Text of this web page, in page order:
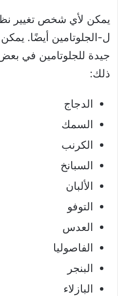
يمكن لأي شخص تغيير
ل-الجلوتامين أيضًا.
جيدة للجلوتامين في
ذلك:
الدجاج
السمك
الكرنب
السبانخ
الألبان
التوفو
العدس
الفاصوليا
البنجر
البازلاء